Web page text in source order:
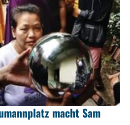
macht Sam